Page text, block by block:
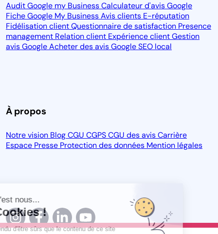
Salut c'est nous...
les Cookies !
On a attendu d'être sûrs que le contenu de ce site
Audit Google my BusinessCalculateur d'avis Google
Fiche Google My BusinessAvis clients E-réputation
Fidélisation clientQuestionnaire de satisfaction Presence
management Relation client Expérience clientGestion
avis GoogleAcheter des avis GoogleSEO local
À propos
Notre vision BlogCGU CGPSCGU des avisCarrière
Espace Presse Protection des données Mention légales